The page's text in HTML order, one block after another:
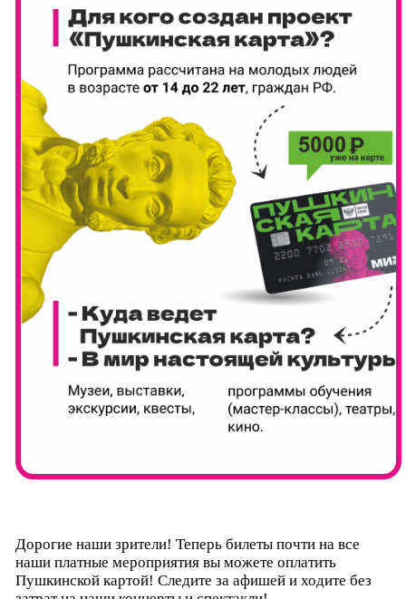
Дорогие наши зрители! Теперь билеты почти на все
наши платные мероприятия вы можете оплатить
Пушкинской картой! Следите за афишей и ходите без